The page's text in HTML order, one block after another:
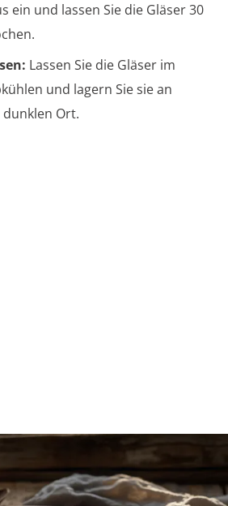
ein und lassen Sie die Gläser 30
Lassen Sie die Gläser im
und lagern Sie sie an
Ort.